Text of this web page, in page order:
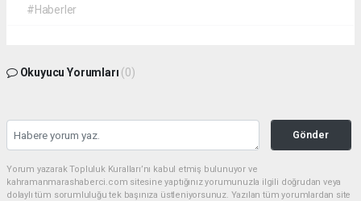
#Haberler
Okuyucu Yorumları (0)
Gönder
Yorum yazarak Topluluk Kuralları’nı kabul etmiş bulunuyor ve
kahramanmarashaberci.com sitesine yaptığınız yorumunuzla ilgili doğrudan veya
dolaylı tüm sorumluluğu tek başınıza üstleniyorsunuz. Yazılan tüm yorumlardan site